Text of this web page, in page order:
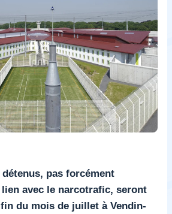
pas forcément
avec le narcotrafic, seront
du mois de juillet à Vendin-